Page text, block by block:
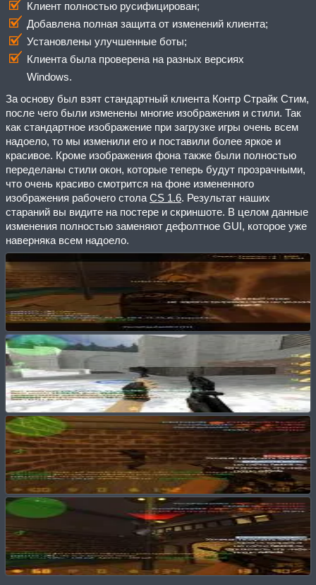
Клиент полностью русифицирован;
Добавлена полная защита от изменений клиента;
Установлены улучшенные боты;
Клиента была проверена на разных версиях
Windows.
За основу был взят стандартный клиента Контр Страйк Стим,
после чего были изменены многие изображения и стили. Так
как стандартное изображение при загрузке игры очень всем
надоело, то мы изменили его и поставили более яркое и
красивое. Кроме изображения фона также были полностью
переделаны стили окон, которые теперь будут прозрачными,
что очень красиво смотрится на фоне измененного
изображения рабочего стола CS 1.6. Результат наших
стараний вы видите на постере и скриншоте. В целом данные
изменения полностью заменяют дефолтное GUI, которое уже
наверняка всем надоело.